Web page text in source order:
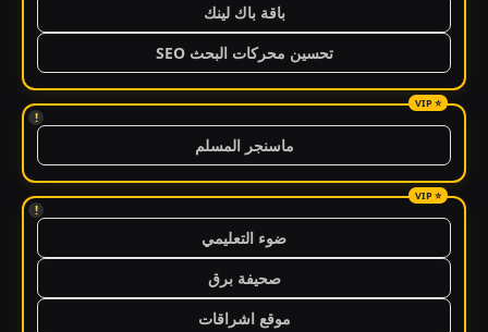
باقة باك لينك
تحسين محركات البحث SEO
!
ماسنجر المسلم
!
ضوء التعليمي
صحيفة برق
موقع اشراقات